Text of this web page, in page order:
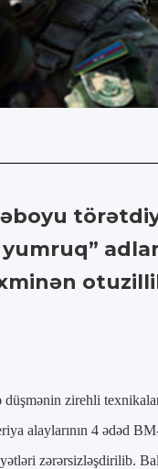
zirehli
alaylarının 4 ədəd
zərərsizləşdirilib.